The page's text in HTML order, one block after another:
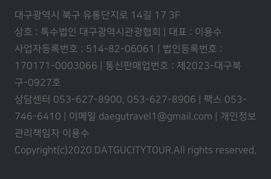
대구광역시 북구 유통단지로 14길 17 3F
상호 : 특수법인 대구광역시관광협회 | 대표 : 이용수
사업자등록번호 : 514-82-06061 | 법인등록번호 :
170171-0003066 | 통신판매업번호 : 제2023-대구북
구-0927호
상담센터 053-627-8900, 053-627-8906 | 팩스 053-
746-6410 | 이메일 daegutravel1@gmail.com | 개인정보
관리책임자 이용수
Copyright(c)2020 DATGUCITYTOUR.All rights reserved.